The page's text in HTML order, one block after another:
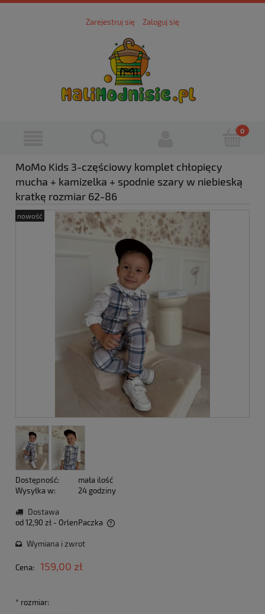
Zarejestruj się Zaloguj się
MoMo Kids 3-częściowy komplet chłopięcy
mucha + kamizelka + spodnie szary w niebieską
kratkę rozmiar 62-86
nowość
Dostępność:
mała ilość
Wysyłka w:
24 godziny
Dostawa
od 12,90 zł - OrlenPaczka
Wymiana i zwrot
Cena: 159,00 zł
* rozmiar: